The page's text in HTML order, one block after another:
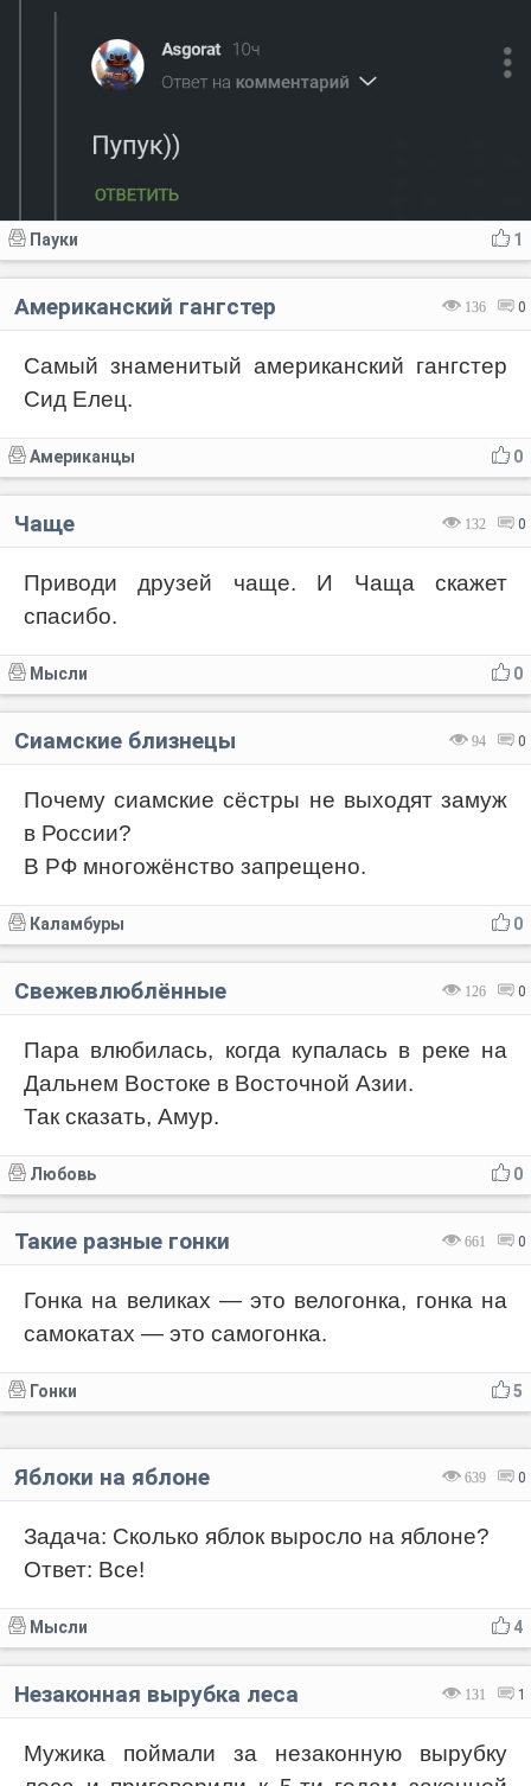
1
Пауки
136 0
Американский гангстер
Самый знаменитый американский гангстер
Сид Елец.
0
Американцы
132 0
Чаще
Приводи друзей чаще. И Чаща скажет
спасибо.
0
Мысли
94 0
Сиамские близнецы
Почему сиамские сёстры не выходят замуж
в России?
В РФ многожёнство запрещено.
0
Каламбуры
126 0
Свежевлюблённые
Пара влюбилась, когда купалась в реке на
Дальнем Востоке в Восточной Азии.
Так сказать, Амур.
0
Любовь
661 0
Такие разные гонки
Гонка на великах — это велогонка, гонка на
самокатах — это самогонка.
5
Гонки
639 0
Яблоки на яблоне
Задача: Сколько яблок выросло на яблоне?
Ответ: Все!
4
Мысли
131 1
Незаконная вырубка леса
Мужика поймали за незаконную вырубку